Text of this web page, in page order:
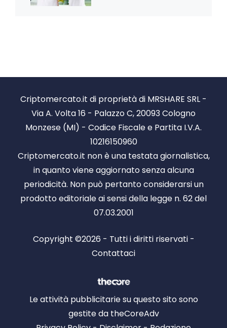
Criptomercato.it di proprietà di MRSHARE SRL -
Via A. Volta 16 - Palazzo C, 20093 Cologno
Monzese (MI) - Codice Fiscale e Partita I.V.A.
10216150960
Criptomercato.it non è una testata giornalistica,
in quanto viene aggiornato senza alcuna
periodicità. Non può pertanto considerarsi un
prodotto editoriale ai sensi della legge n. 62 del
07.03.2001
Copyright ©2026 - Tutti i diritti riservati -
Contattaci
Le attività pubblicitarie su questo sito sono
gestite da theCoreAdv